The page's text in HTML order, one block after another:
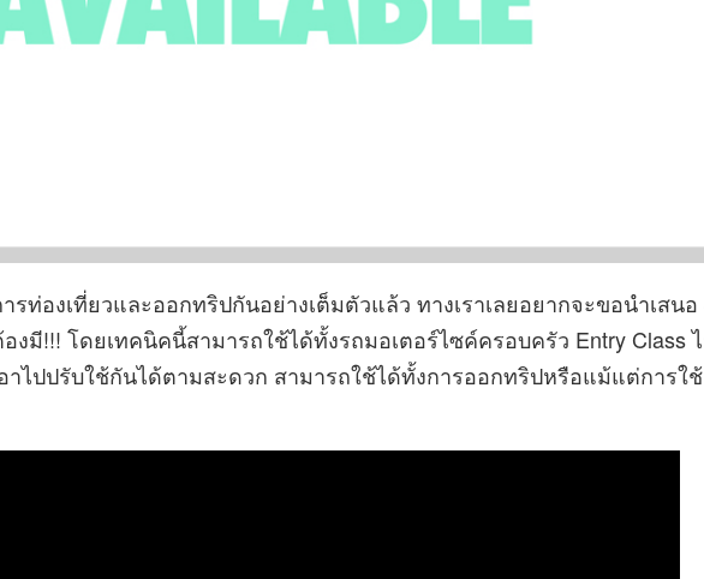
รท่องเที่ยวและออกทริปกันอย่างเต็มตัวแล้ว ทางเราเลยอยากจะขอนำเสนอ
มี!!! โดยเทคนิคนี้สามารถใช้ได้ทั้งรถมอเตอร์ไซค์ครอบครัว Entry Class
าไปปรับใช้กันได้ตามสะดวก สามารถใช้ได้ทั้งการออกทริปหรือแม้แต่การใช้